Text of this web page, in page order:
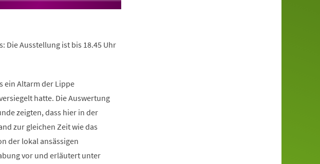
Die Ausstellung ist bis 18.45 Uhr
ein Altarm der Lippe
hatte. Die Auswertung
zeigten, dass hier in der
zur gleichen Zeit wie das
der lokal ansässigen
vor und erläutert unter